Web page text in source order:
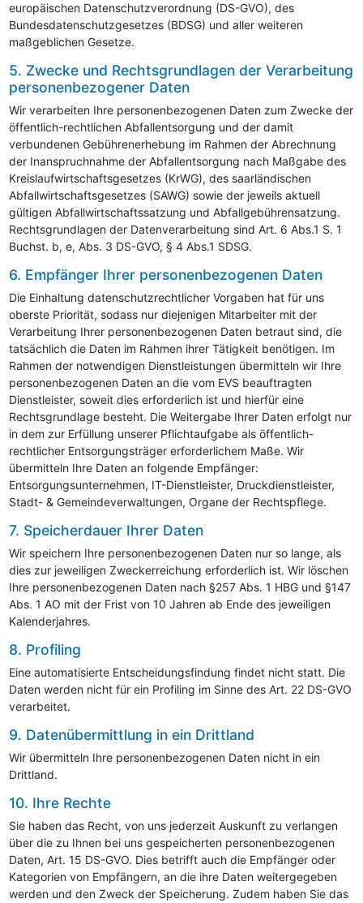
europäischen Datenschutzverordnung (DS-GVO), des
Bundesdatenschutzgesetzes (BDSG) und aller weiteren
maßgeblichen Gesetze.
5. Zwecke und Rechtsgrundlagen der Verarbeitung
personenbezogener Daten
Wir verarbeiten Ihre personenbezogenen Daten zum Zwecke der
öffentlich-rechtlichen Abfallentsorgung und der damit
verbundenen Gebührenerhebung im Rahmen der Abrechnung
der Inanspruchnahme der Abfallentsorgung nach Maßgabe des
Kreislaufwirtschaftsgesetzes (KrWG), des saarländischen
Abfallwirtschaftsgesetzes (SAWG) sowie der jeweils aktuell
gültigen Abfallwirtschaftssatzung und Abfallgebührensatzung.
Rechtsgrundlagen der Datenverarbeitung sind Art. 6 Abs.1 S. 1
Buchst. b, e, Abs. 3 DS-GVO, § 4 Abs.1 SDSG.
6. Empfänger Ihrer personenbezogenen Daten
Die Einhaltung datenschutzrechtlicher Vorgaben hat für uns
oberste Priorität, sodass nur diejenigen Mitarbeiter mit der
Verarbeitung Ihrer personenbezogenen Daten betraut sind, die
tatsächlich die Daten im Rahmen ihrer Tätigkeit benötigen. Im
Rahmen der notwendigen Dienstleistungen übermitteln wir Ihre
personenbezogenen Daten an die vom EVS beauftragten
Dienstleister, soweit dies erforderlich ist und hierfür eine
Rechtsgrundlage besteht. Die Weitergabe Ihrer Daten erfolgt nur
in dem zur Erfüllung unserer Pflichtaufgabe als öffentlich-
rechtlicher Entsorgungsträger erforderlichem Maße. Wir
übermitteln Ihre Daten an folgende Empfänger:
Entsorgungsunternehmen, IT-Dienstleister, Druckdienstleister,
Stadt- & Gemeindeverwaltungen, Organe der Rechtspflege.
7. Speicherdauer Ihrer Daten
Wir speichern Ihre personenbezogenen Daten nur so lange, als
dies zur jeweiligen Zweckerreichung erforderlich ist. Wir löschen
Ihre personenbezogenen Daten nach §257 Abs. 1 HBG und §147
Abs. 1 AO mit der Frist von 10 Jahren ab Ende des jeweiligen
Kalenderjahres.
8. Profiling
Eine automatisierte Entscheidungsfindung findet nicht statt. Die
Daten werden nicht für ein Profiling im Sinne des Art. 22 DS-GVO
verarbeitet.
9. Datenübermittlung in ein Drittland
Wir übermitteln Ihre personenbezogenen Daten nicht in ein
Drittland.
10. Ihre Rechte
Sie haben das Recht, von uns jederzeit Auskunft zu verlangen
über die zu Ihnen bei uns gespeicherten personenbezogenen
Daten, Art. 15 DS-GVO. Dies betrifft auch die Empfänger oder
Kategorien von Empfängern, an die ihre Daten weitergegeben
werden und den Zweck der Speicherung. Zudem haben Sie das